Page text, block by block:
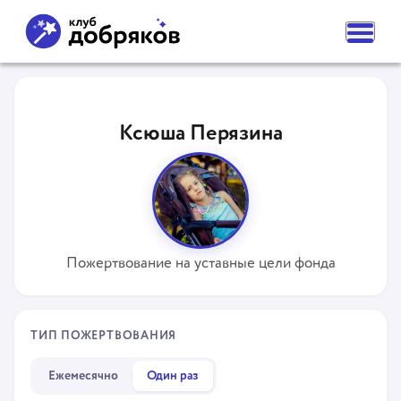
СМИ О НАС
КАК ПОМОЧЬ
ПОДПИСКА НА ДОБРО
Ксюша Перязина
Пожертвование на уставные цели фонда
ТИП ПОЖЕРТВОВАНИЯ
Ежемесячно Один раз